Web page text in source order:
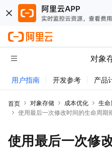
对象
用户指南 开发参考 产品
首页 对象存储 成本优化 生命
使用最后一次修改时间的生命周期
使用最后一次修